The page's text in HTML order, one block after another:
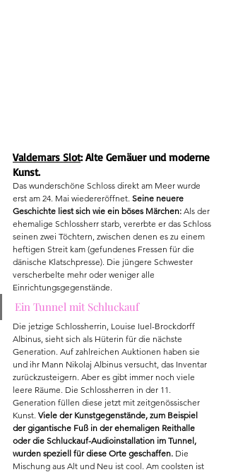
Valdemars Slot: Alte Gemäuer und moderne
Kunst.
Das wunderschöne Schloss direkt am Meer wurde
erst am 24. Mai wiedereröffnet. Seine neuere
Geschichte liest sich wie ein böses Märchen: Als der
ehemalige Schlossherr starb, vererbte er das Schloss
seinen zwei Töchtern, zwischen denen es zu einem
heftigen Streit kam (gefundenes Fressen für die
dänische Klatschpresse). Die jüngere Schwester
verscherbelte mehr oder weniger alle
Einrichtungsgegenstände.
Ein Tunnel mit Schluckauf
Die jetzige Schlossherrin, Louise Iuel-Brockdorff
Albinus, sieht sich als Hüterin für die nächste
Generation. Auf zahlreichen Auktionen haben sie
und ihr Mann Nikolaj Albinus versucht, das Inventar
zurückzusteigern. Aber es gibt immer noch viele
leere Räume. Die Schlossherren in der 11.
Generation füllen diese jetzt mit zeitgenössischer
Kunst. Viele der Kunstgegenstände, zum Beispiel
der gigantische Fuß in der ehemaligen Reithalle
oder die Schluckauf-Audioinstallation im Tunnel,
wurden speziell für diese Orte geschaffen. Die
Mischung aus Alt und Neu ist cool. Am coolsten ist